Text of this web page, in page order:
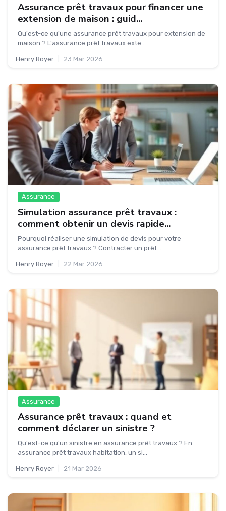
Assurance prêt travaux pour financer une
extension de maison : guid...
Qu'est-ce qu'une assurance prêt travaux pour extension de
maison ? L'assurance prêt travaux exte...
Henry Royer 23 Mar 2026
Assurance
Simulation assurance prêt travaux :
comment obtenir un devis rapide...
Pourquoi réaliser une simulation de devis pour votre
assurance prêt travaux ? Contracter un prêt...
Henry Royer 22 Mar 2026
Assurance
Assurance prêt travaux : quand et
comment déclarer un sinistre ?
Qu'est-ce qu'un sinistre en assurance prêt travaux ? En
assurance prêt travaux habitation, un si...
Henry Royer 21 Mar 2026